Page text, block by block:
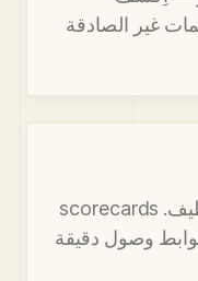
غير الصادقة
ادعُ زملاء الفريق ومديري التوظيف. scorecards
وصول دقيقة